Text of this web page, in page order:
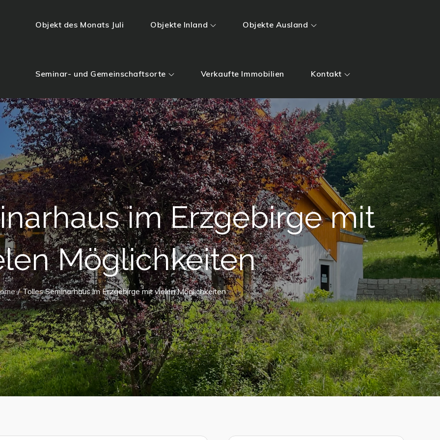
Objekt des Monats Juli Objekte Inland Objekte Ausland
Seminar- und Gemeinschaftsorte Verkaufte Immobilien Kontakt
im Erzgebirge mit
Möglichkeiten
Tolles Seminarhaus im Erzgebirge mit vielen Möglichkeiten